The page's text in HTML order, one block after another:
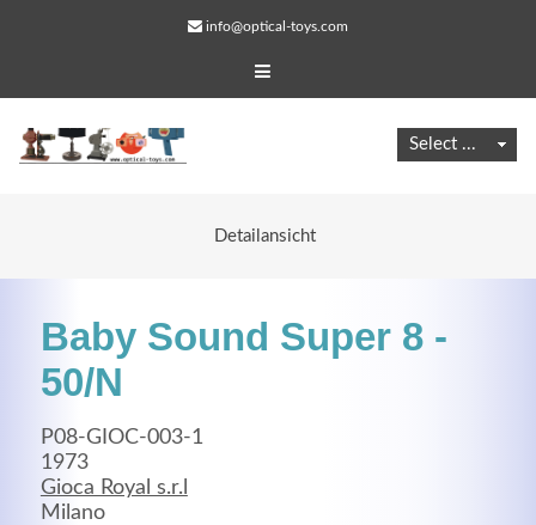
info@optical-toys.com
Detailansicht
Baby Sound Super 8 -
50/N
P08-GIOC-003-1
1973
Gioca Royal s.r.l
Milano
Web Projects
Lorem ipsum dolor sit amet, consectetuer adipiscing